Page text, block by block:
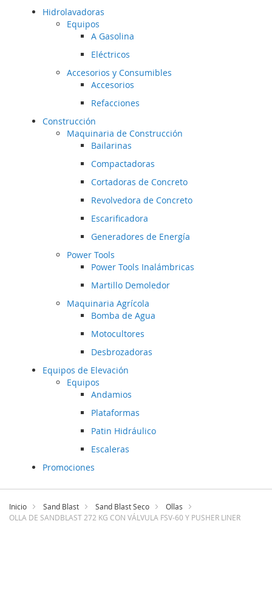
Hidrolavadoras
Equipos
A Gasolina
Eléctricos
Accesorios y Consumibles
Accesorios
Refacciones
Construcción
Maquinaria de Construcción
Bailarinas
Compactadoras
Cortadoras de Concreto
Revolvedora de Concreto
Escarificadora
Generadores de Energía
Power Tools
Power Tools Inalámbricas
Martillo Demoledor
Maquinaria Agrícola
Bomba de Agua
Motocultores
Desbrozadoras
Equipos de Elevación
Equipos
Andamios
Plataformas
Patin Hidráulico
Escaleras
Promociones
al
contenido
Inicio Sand Blast Sand Blast Seco
Ollas
OLLA DE SANDBLAST 272 KG CON VÁLVULA FSV-60 Y PUSHER LINER